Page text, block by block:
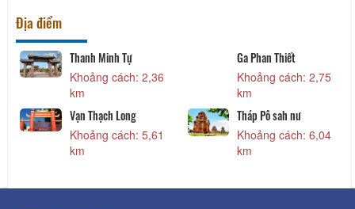
Địa điểm
320
- Chi
Vạn Thuỷ Tú
Khoảng cách: 560
Tháp Nước Phan
Khoảng cách:
Bảo Tàng Bình Thuận
Khoảng cách: 660
Chợ Cá Cồn Chà
Khoảng cách: